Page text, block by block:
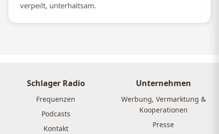
verpeilt, unterhaltsam.
Schlager Radio
Frequenzen
Podcasts
Kontakt
Unternehmen
Werbung, Vermarktung &
Kooperationen
Presse